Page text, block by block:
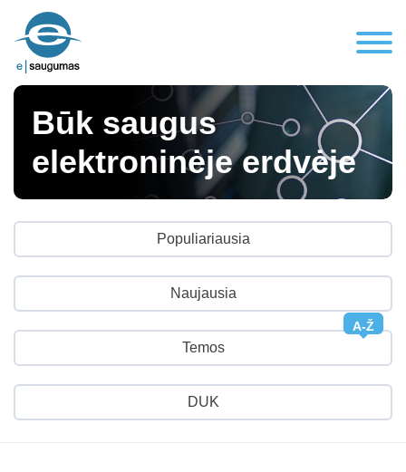
Būk saugus
elektroninėje erdvėje
Populiariausia
Naujausia
Temos
A-Ž
DUK